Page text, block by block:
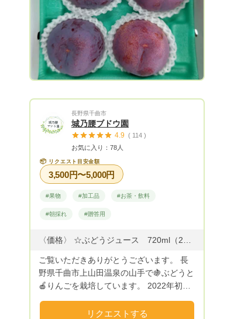
長野県千曲市
城乃腰ブドウ園
4.9 ( 114 )
お気に入り：78人
📦 リクエスト目安金額
3,500円〜5,000円
#果物 #加工品 #お茶・飲料
#朝採れ #贈答用
ご覧いただきありがとうございます。 長
野県千曲市上山田温泉の山手で🍇ぶどうと
🍎りんごを栽培しています。 2022年初め
別し搾った無添加の果汁100％です。 ゴヒ
リクエストする